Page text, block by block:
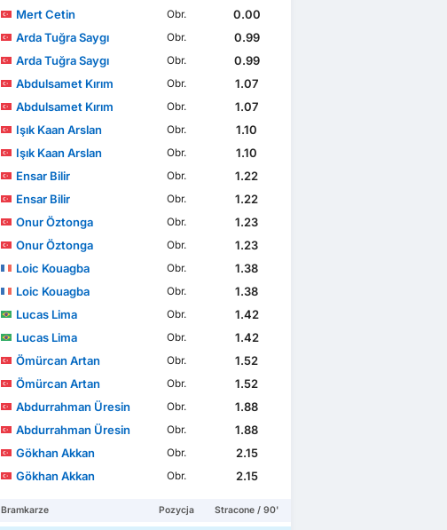
Mert Cetin
Obr.
0.00
Arda Tuğra Saygı
Obr.
0.99
Arda Tuğra Saygı
Obr.
0.99
Abdulsamet Kırım
Obr.
1.07
Abdulsamet Kırım
Obr.
1.07
Işık Kaan Arslan
Obr.
1.10
Işık Kaan Arslan
Obr.
1.10
Ensar Bilir
Obr.
1.22
Ensar Bilir
Obr.
1.22
Onur Öztonga
Obr.
1.23
Onur Öztonga
Obr.
1.23
Loic Kouagba
Obr.
1.38
Loic Kouagba
Obr.
1.38
Lucas Lima
Obr.
1.42
Lucas Lima
Obr.
1.42
Ömürcan Artan
Obr.
1.52
Ömürcan Artan
Obr.
1.52
Abdurrahman Üresin
Obr.
1.88
Abdurrahman Üresin
Obr.
1.88
Gökhan Akkan
Obr.
2.15
Gökhan Akkan
Obr. 2.15
Bramkarze Pozycja Stracone / 90'